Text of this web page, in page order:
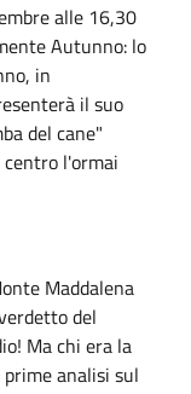
alle 16,30
Autunno: lo
in
il suo
del cane"
l'ormai
Maddalena
del
Ma chi era la
analisi sul